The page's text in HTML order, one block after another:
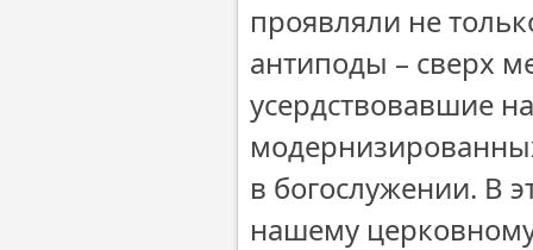
проявляли не
антиподы – сверх
усердствовавшие
в богослужении. В
нашему